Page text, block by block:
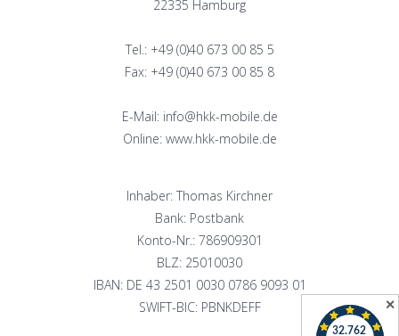
22335 Hamburg
Tel.: +49 (0)40 673 00 85 5
Fax: +49 (0)40 673 00 85 8
E-Mail: info@hkk-mobile.de
Online: www.hkk-mobile.de
Inhaber: Thomas Kirchner
Bank: Postbank
Konto-Nr.: 786909301
BLZ: 25010030
IBAN: DE 43 2501 0030 0786 9093 01
SWIFT-BIC: PBNKDEFF
✕